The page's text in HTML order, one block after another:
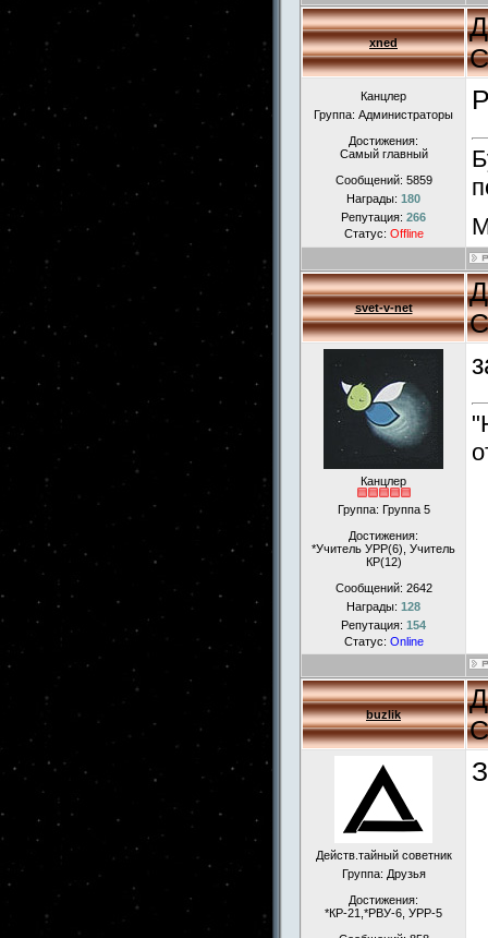
xned
Канцлер
Группа: Администраторы
Достижения:
Самый главный
Сообщений: 5859
Награды: 180
Репутация: 266
Статус: Offline
svet-v-net
Канцлер
Группа: Группа 5
Достижения:
*Учитель УРР(6), Учитель
КР(12)
Сообщений: 2642
Награды: 128
Репутация: 154
Статус: Online
buzlik
Действ.тайный советник
Группа: Друзья
Достижения:
*КР-21,*РВУ-6, УРР-5